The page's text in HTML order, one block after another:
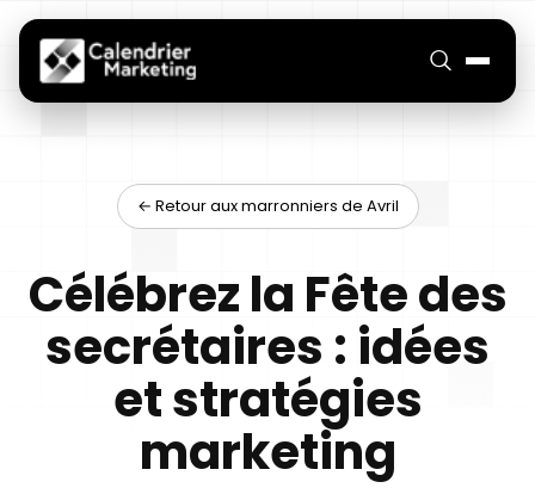
← Retour aux marronniers de Avril
Célébrez la Fête des
secrétaires : idées
et stratégies
marketing